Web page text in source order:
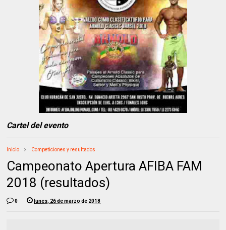
Cartel del evento
Inicio Competiciones y resultados
Campeonato Apertura AFIBA FAM
2018 (resultados)
0 lunes, 26 de marzo de 2018